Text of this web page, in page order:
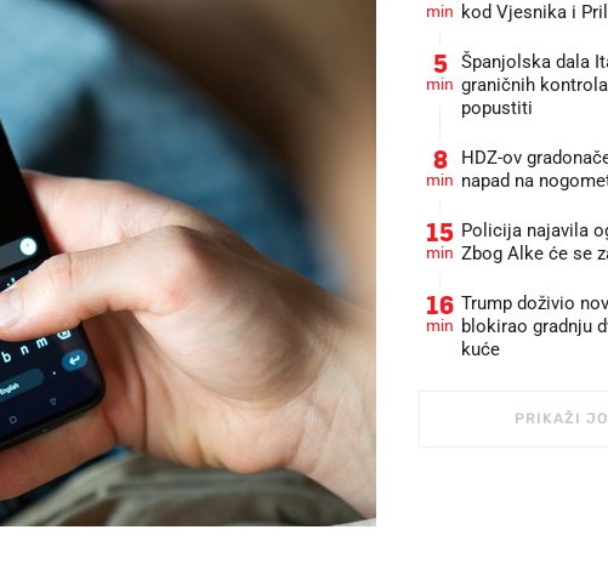
min kod Vjesnika i
5
min
Španjolska dala
graničnih
popustiti
8
min
HDZ-ov
napad na
15
min
Policija najavila
Zbog Alke će se
16
min
Trump doživio
blokirao gradnju
kuće
PRIKAŽI